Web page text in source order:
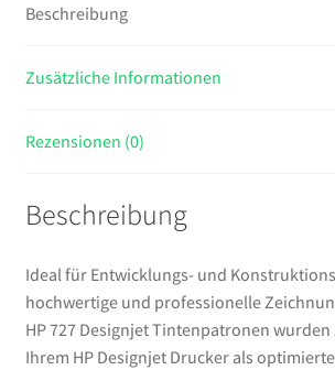
Beschreibung
Zusätzliche Informationen
Rezensionen (0)
Beschreibung
Ideal für Entwicklungs- und
hochwertige und professionelle
HP 727 Designjet Tintenpatronen
Ihrem HP Designjet Drucker als